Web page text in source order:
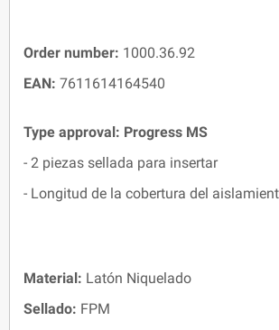
Order number: 1000.36.92
EAN: 7611614164540
Type approval: Progress MS
- 2 piezas sellada para insertar
- Longitud de la cobertura del
Material: Latón Niquelado
Sellado: FPM